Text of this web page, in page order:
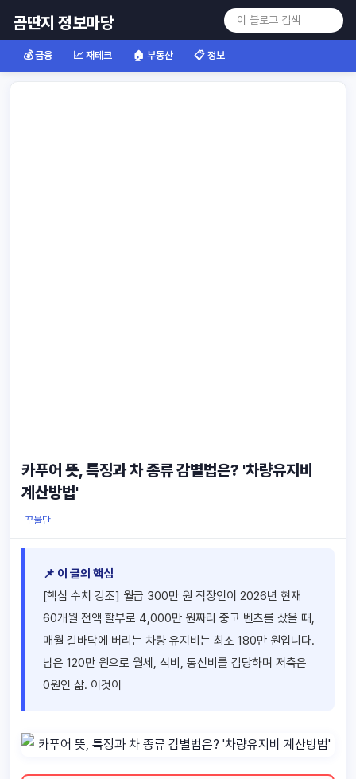
곰딴지 정보마당
💰 금융 📈 재테크 🏠 부동산 📋 정보
카푸어 뜻, 특징과 차 종류 감별법은? '차량유지비
계산방법'
꾸물단
📌 이 글의 핵심
[핵심 수치 강조] 월급 300만 원 직장인이 2026년 현재
60개월 전액 할부로 4,000만 원짜리 중고 벤츠를 샀을 때,
매월 길바닥에 버리는 차량 유지비는 최소 180만 원입니다.
남은 120만 원으로 월세, 식비, 통신비를 감당하며 저축은
0원인 삶. 이것이